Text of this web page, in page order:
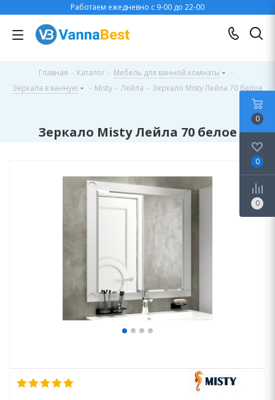
Работаем ежедневно с 9-00 до 22-00
Главная - Каталог - Мебель для ванной комнаты
-
Зеркала в ванную
- Misty - Лейла - Зеркало Misty Лейла 70 белое
Зеркало Misty Лейла 70 белое
0
0
0